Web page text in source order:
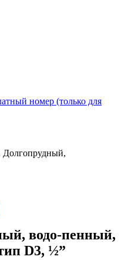
номер (только для
Долгопрудный,
водо-пенный,
D3, ½”